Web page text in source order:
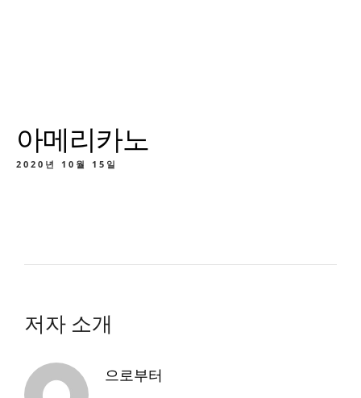
아메리카노
2020년 10월 15일
저자 소개
으로부터